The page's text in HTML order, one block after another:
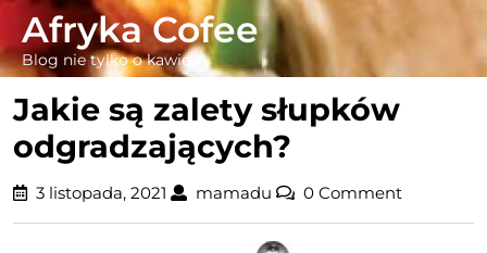
Skip
content
Afryka Cofee
Blog nie tylko o kawie
Jakie są zalety słupków
odgradzających?
3 listopada, 2021 3
mamadu mamadu
0 Comment